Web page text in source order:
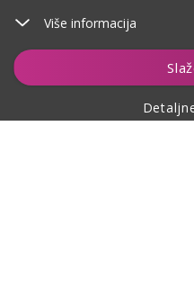
Više informacija
Dodaj u